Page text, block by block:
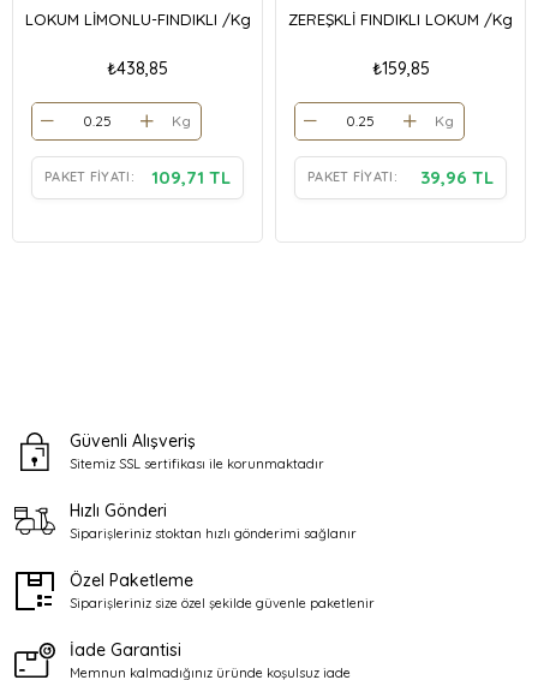
LOKUM LİMONLU-FINDIKLI /Kg
₺438,85
Kg
PAKET FIYATI: 109,71 TL
ZEREŞKLİ FINDIKLI LOKUM /Kg
₺159,85
Kg
PAKET FIYATI: 39,96 TL
Güvenli Alışveriş
Sitemiz SSL sertifikası ile korunmaktadır
Hızlı Gönderi
Siparişleriniz stoktan hızlı gönderimi sağlanır
Özel Paketleme
Siparişleriniz size özel şekilde güvenle paketlenir
İade Garantisi
Memnun kalmadığınız üründe koşulsuz iade